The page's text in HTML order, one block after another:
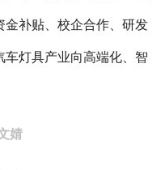
金补贴、校企合作、研发
车灯具产业向高端化、智
婧